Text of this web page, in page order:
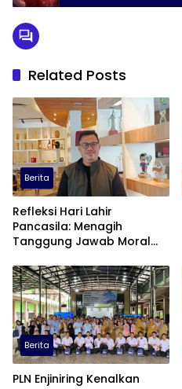
Related Posts
Berita
Refleksi Hari Lahir
Pancasila: Menagih
Tanggung Jawab Moral
Berita
PLN Enjiniring Kenalkan